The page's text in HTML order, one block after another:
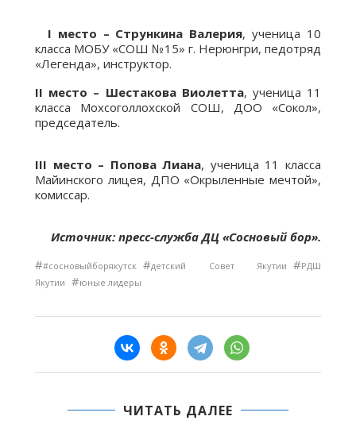
I место – Стрункина Валерия, ученица 10
класса МОБУ «СОШ №15» г. Нерюнгри, педотряд
«Легенда», инструктор.
II место – Шестакова Виолетта, ученица 11
класса Мохсоголлохской СОШ, ДОО «Сокол»,
председатель.
III место – Попова Лиана, ученица 11 класса
Майинского лицея, ДПО «Окрыленные мечтой»,
комиссар.
Источник: пресс-служба ДЦ «Сосновый бор».
##сосновыйборякутск #детский Совет Якутии #РДШ
Якутии #юные лидеры
ЧИТАТЬ ДАЛЕЕ